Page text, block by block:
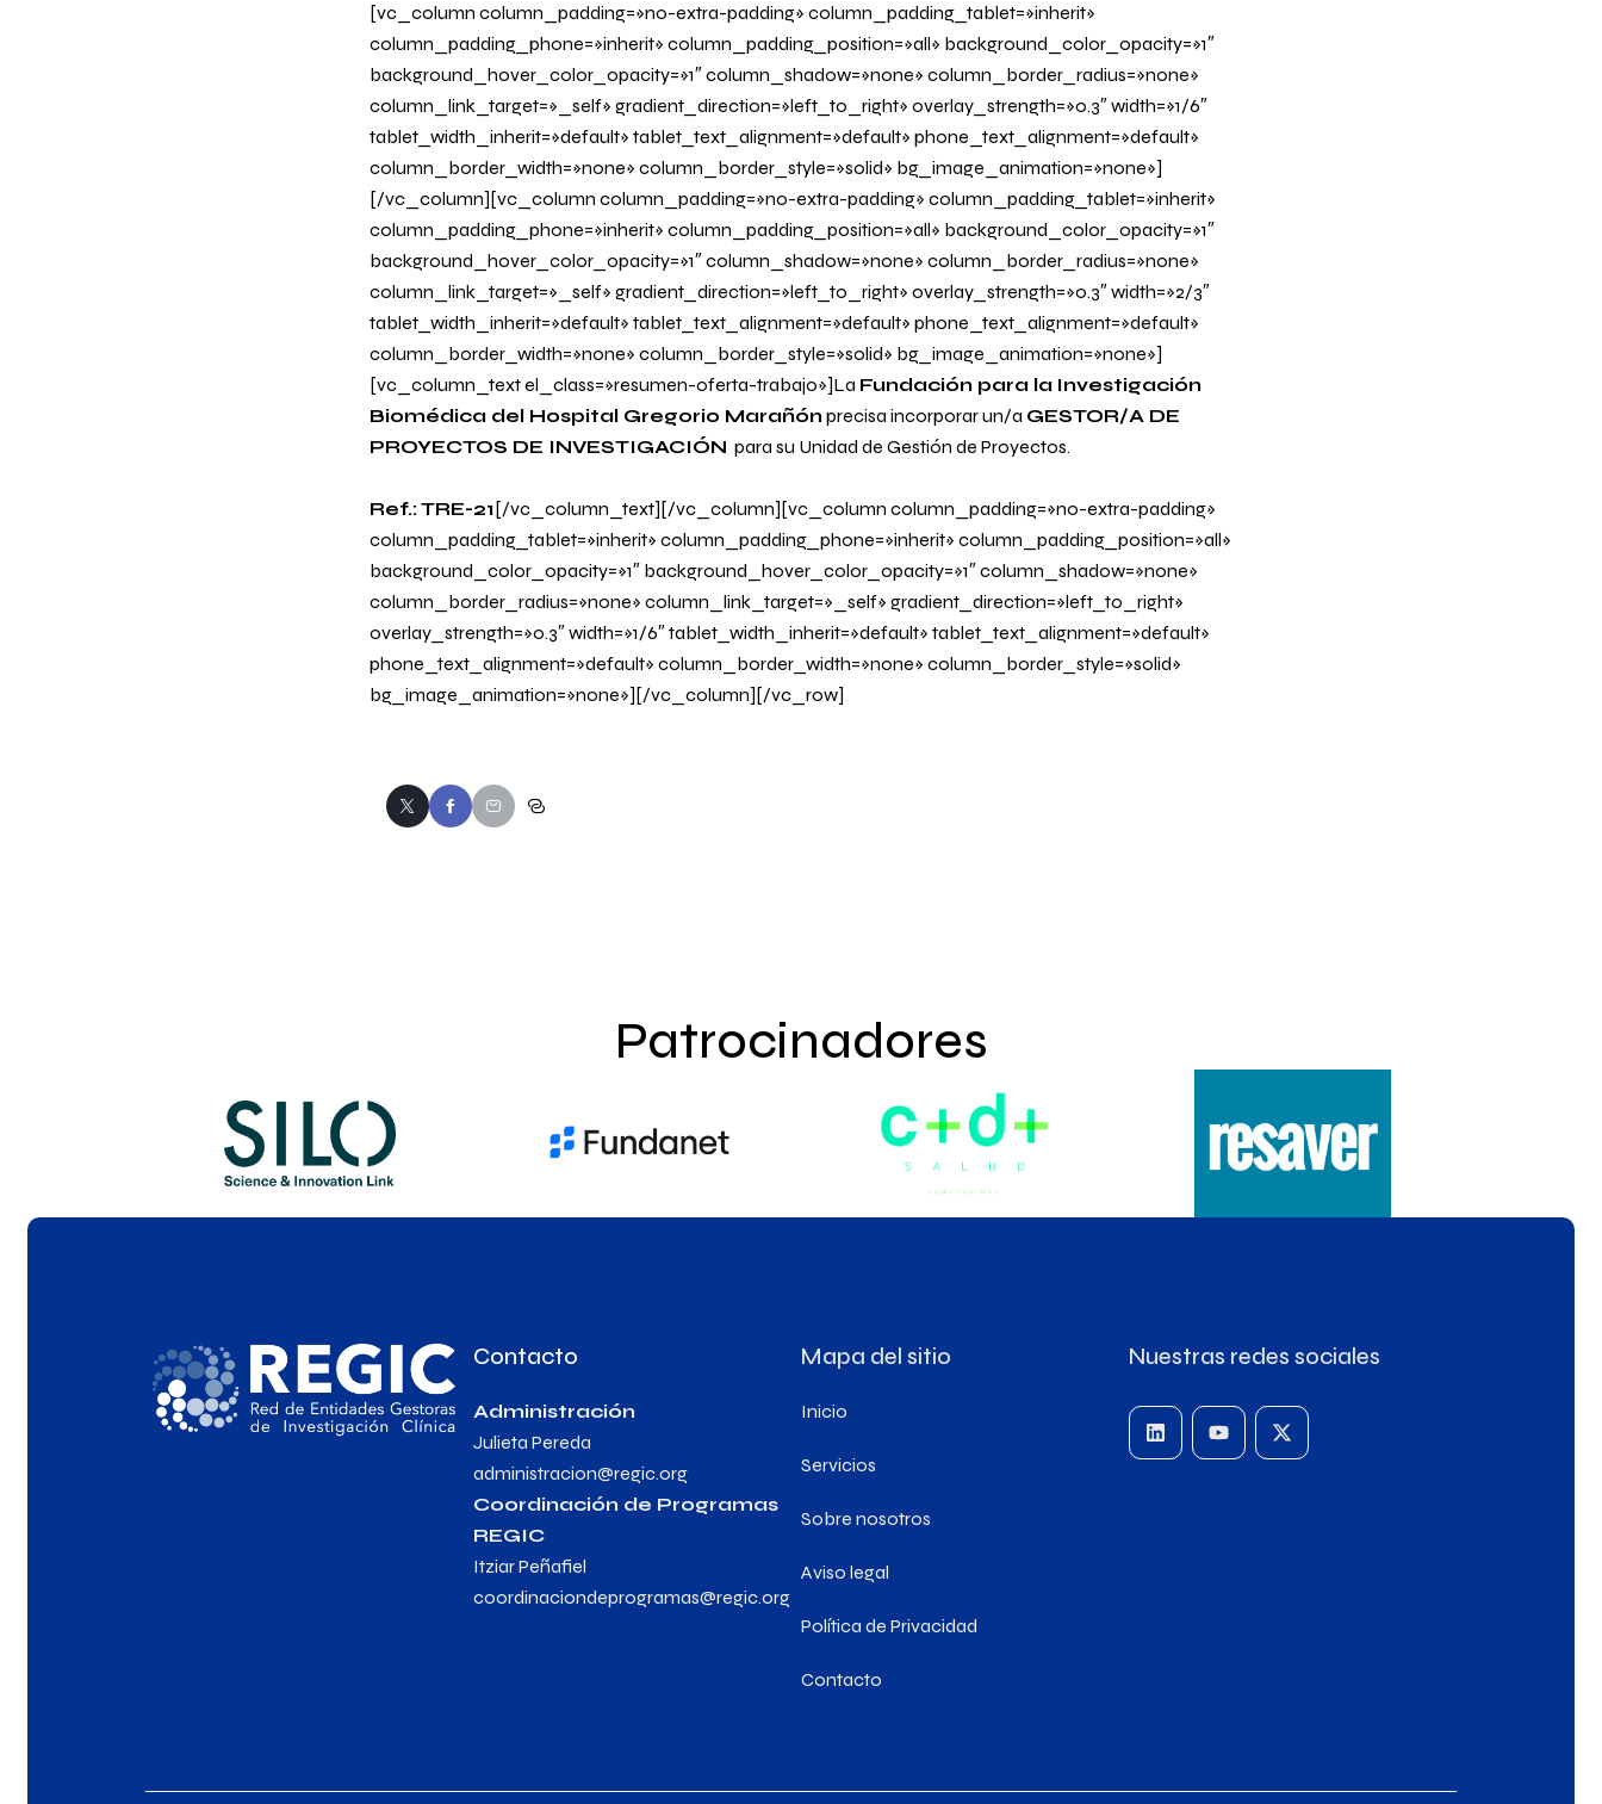
[vc_column column_padding=»no-extra-padding» column_padding_tablet=»inherit»
column_padding_phone=»inherit» column_padding_position=»all» background_color_opacity=»1″
background_hover_color_opacity=»1″ column_shadow=»none» column_border_radius=»none»
column_link_target=»_self» gradient_direction=»left_to_right» overlay_strength=»0.3″ width=»1/6″
tablet_width_inherit=»default» tablet_text_alignment=»default» phone_text_alignment=»default»
column_border_width=»none» column_border_style=»solid» bg_image_animation=»none»]
[/vc_column][vc_column column_padding=»no-extra-padding» column_padding_tablet=»inherit»
column_padding_phone=»inherit» column_padding_position=»all» background_color_opacity=»1″
background_hover_color_opacity=»1″ column_shadow=»none» column_border_radius=»none»
column_link_target=»_self» gradient_direction=»left_to_right» overlay_strength=»0.3″ width=»2/3″
tablet_width_inherit=»default» tablet_text_alignment=»default» phone_text_alignment=»default»
column_border_width=»none» column_border_style=»solid» bg_image_animation=»none»]
[vc_column_text el_class=»resumen-oferta-trabajo»]La Fundación para la Investigación
Biomédica del Hospital Gregorio Marañónprecisa incorporar un/a GESTOR/A DE
PROYECTOS DE INVESTIGACIÓN para su Unidad de Gestión de Proyectos.
Ref.: TRE-21 [/vc_column_text][/vc_column][vc_column column_padding=»no-extra-padding»
column_padding_tablet=»inherit» column_padding_phone=»inherit» column_padding_position=»all»
background_color_opacity=»1″ background_hover_color_opacity=»1″ column_shadow=»none»
column_border_radius=»none» column_link_target=»_self» gradient_direction=»left_to_right»
overlay_strength=»0.3″ width=»1/6″ tablet_width_inherit=»default» tablet_text_alignment=»default»
phone_text_alignment=»default» column_border_width=»none» column_border_style=»solid»
bg_image_animation=»none»][/vc_column][/vc_row]
Patrocinadores
Contacto
Administración
Julieta Pereda
administracion@regic.org
Coordinación de Programas
REGIC
Itziar Peñafiel
coordinaciondeprogramas@regic.org
Mapa del sitio
Inicio
Servicios
Sobre nosotros
Aviso legal
Política de Privacidad
Contacto
Nuestras redes sociales